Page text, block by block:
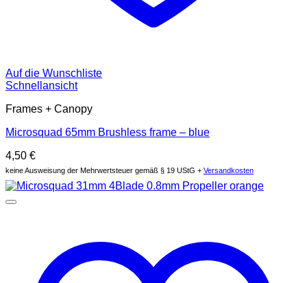
Auf die Wunschliste
Schnellansicht
Frames + Canopy
Microsquad 65mm Brushless frame – blue
4,50 €
keine Ausweisung der Mehrwertsteuer gemäß § 19 UStG + Versandkosten